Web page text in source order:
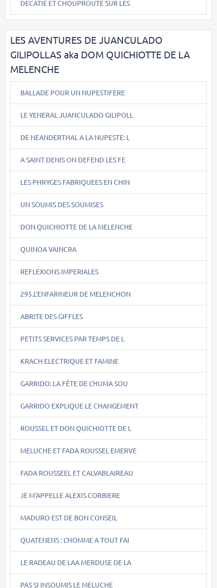
DECATIE ET CHOUPROUTE SUR LES
LES AVENTURES DE JUANCULADO
GILIPOLLAS aka DOM QUICHIOTTE DE LA
MELENCHE
BALLADE POUR UN NUPESTIFERE
LE YENERAL JUANCULADO GILIPOLL
DE NEANDERTHAL A LA NUPESTE: L
A SAINT DENIS ON DEFEND LES FE
LES PHRYGES FABRIQUEES EN CHIN
UN SOUMIS DES SOUMISES
DON QUICHIOTTE DE LA MELENCHE
QUINOA VAINCRA
REFLEXIONS IMPERIALES
295.L'ENFARINEUR DE MELENCHON
ABRITE DES GIFFLES
PETITS SERVICES PAR TEMPS DE L
KRACH ELECTRIQUE ET FAMINE
GARRIDO: LA FÊTE DE L'HUMA SOU
GARRIDO EXPLIQUE LE CHANGEMENT
ROUSSEL ET DON QUICHIOTTE DE L
MELUCHE ET FADA ROUSSEL EMERVE
FADA ROUSSEEL ET CALVABLAIREAU
JE M'APPELLE ALEXIS CORBIERE
MADURO EST DE BON CONSEIL
QUATENENS : L'HOMME A TOUT FAI
LE RADEAU DE LAA MERDUSE DE LA
PAS SI INSOUMIS LE MELUCHE